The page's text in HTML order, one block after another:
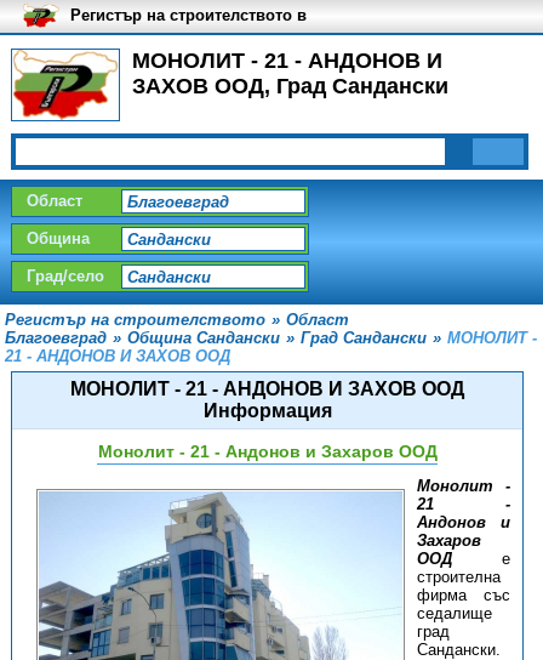
МОНОЛИТ - 21 - АНДОНОВ И
ЗАХОВ ООД, Град Сандански
Регистър на строителството в
България
Област
Община
Град/село
Регистър на строителството » Област
Благоевград » Община Сандански » Град Сандански » МОНОЛИТ -
21 - АНДОНОВ И ЗАХОВ ООД
МОНОЛИТ - 21 - АНДОНОВ И ЗАХОВ ООД
Информация
Монолит - 21 - Андонов и Захаров ООД
Монолит -
21 -
Андонов и
Захаров
ООДе
строителна
фирма със
седалище
град
Сандански.